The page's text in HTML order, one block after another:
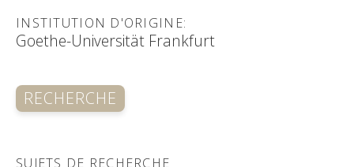
INSTITUTION D'ORIGINE:
Goethe-Universität Frankfurt
RECHERCHE
SUJETS DE RECHERCHE